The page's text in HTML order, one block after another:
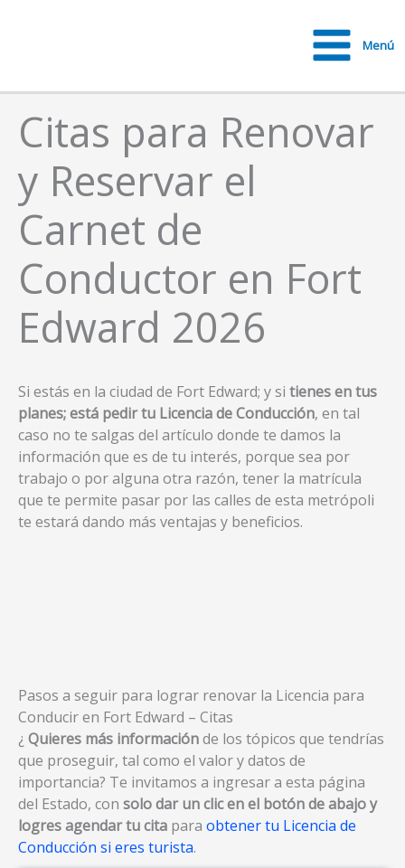
Main
Menu
Menú
Citas para Renovar
y Reservar el
Carnet de
Conductor en Fort
Edward 2026
Si estás en la ciudad de Fort Edward; y si tienes en tus
planes; está pedir tu Licencia de Conducción, en tal
caso no te salgas del artículo donde te damos la
información que es de tu interés, porque sea por
trabajo o por alguna otra razón, tener la matrícula
que te permite pasar por las calles de esta metrópoli
te estará dando más ventajas y beneficios.
Pasos a seguir para lograr renovar la Licencia para
Conducir en Fort Edward – Citas
¿ Quieres más informaciónde los tópicos que tendrías
que proseguir, tal como el valor y datos de
importancia? Te invitamos a ingresar a esta página
del Estado, con solo dar un clic en el botón de abajo y
logres agendar tu cita para obtener tu Licencia de
Conducción si eres turista.